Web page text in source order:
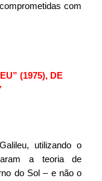
com
(1975), DE
utilizando o
a teoria de
do Sol – e não o